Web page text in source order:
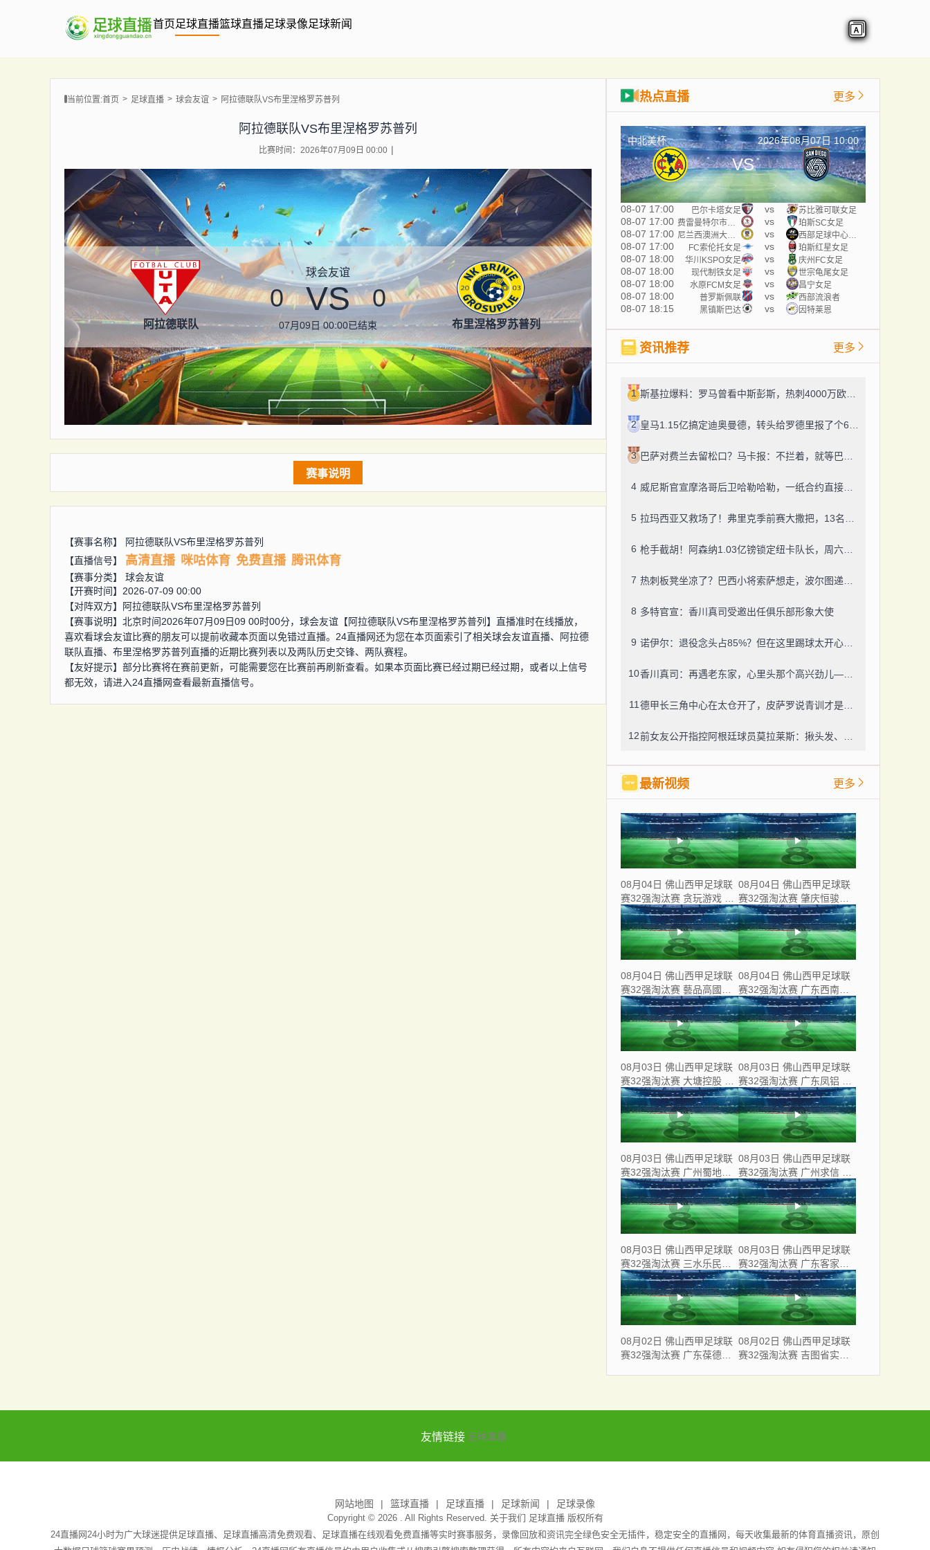
首页足球直播篮球直播足球录像足球新闻
当前位置:首页 足球直播 球会友谊 阿拉德联队VS布里涅格罗苏普列
阿拉德联队VS布里涅格罗苏普列
比赛时间：2026年07月09日 00:00
阿拉德联队
球会友谊
0 VS 0
07月09日 00:00已结束 布里涅格罗苏普列
赛事说明
【赛事名称】
阿拉德联队VS布里涅格罗苏普列
【直播信号】
高清直播 咪咕体育 免费直播 腾讯体育
【赛事分类】 球会友谊
【开赛时间】2026-07-09 00:00
【对阵双方】
阿拉德联队VS布里涅格罗苏普列
【赛事说明】北京时间2026年07月09日09 00时00分，球会友谊【阿拉德联队VS布里涅格罗苏普列】直播准时在线播放，
喜欢看球会友谊比赛的朋友可以提前收藏本页面以免错过直播。24直播网还为您在本页面索引了相关球会友谊直播、阿拉德
联队直播、布里涅格罗苏普列直播的近期比赛列表以及两队历史交锋、两队赛程。
【友好提示】部分比赛将在赛前更新，可能需要您在比赛前再刷新查看。如果本页面比赛已经过期已经过期，或者以上信号
都无效，请进入24直播网查看最新直播信号。
热点直播 更多
中北美杯 2026年08月07日 10:00
VS
08-07 17:00 巴尔卡塔女足 vs 苏比雅可联女足
08-07 17:00 vs 珀斯SC女足
08-07 17:00 vs 西部足球中心女足
08-07 17:00 FC索伦托女足 vs 珀斯红星女足
08-07 18:00 华川KSPO女足 vs 庆州FC女足
08-07 18:00 现代制铁女足 vs 世宗龟尾女足
08-07 18:00 水原FCM女足 vs 昌宁女足
08-07 18:00 普罗斯佩联 vs 西部流浪者
08-07 18:15 黑镇斯巴达 vs 因特莱恩
资讯推荐 更多
1
2
3
4
5
6
7
8 多特官宣：香川真司受邀出任俱乐部形象大使
9
10
11
12
最新视频 更多
08月04日 佛山西甲足球联
赛32强淘汰赛 贪玩游戏 VS
美的薪火 全场录像
08月04日 佛山西甲足球联
赛32强淘汰赛 肇庆恒骏成
VS 三七互娱 全场录像
08月04日 佛山西甲足球联
赛32强淘汰赛 藝品高國際
VS 湛江狂狼·粵辉能源 全
场录像
08月04日 佛山西甲足球联
赛32强淘汰赛 广东西南建
设 VS 香港圣徒 全场录像
08月03日 佛山西甲足球联
赛32强淘汰赛 大塘控股 VS
茂名市点都得 全场录像
08月03日 佛山西甲足球联
赛32强淘汰赛 广东凤铝 VS
湛江八部科技 全场录像
08月03日 佛山西甲足球联
赛32强淘汰赛 广州蜀地红
VS 广州戴拿模 全场录像
08月03日 佛山西甲足球联
赛32强淘汰赛 广州求信 VS
顺德新青年 全场录像
08月03日 佛山西甲足球联
赛32强淘汰赛 三水乐民兴
健力宝 VS 中国澳门澳科精
英 全场录像
08月03日 佛山西甲足球联
赛32强淘汰赛 广东客家青
年 VS 广州英华思力U17 全
场录像
08月02日 佛山西甲足球联
赛32强淘汰赛 广东葆德澳
08月02日 佛山西甲足球联
赛32强淘汰赛 吉图省实青
友情链接 足球直播
网站地图 篮球直播 足球直播 足球新闻 足球录像
Copyright © 2026 . All Rights Reserved. 关于我们 足球直播版权所有
24直播网24小时为广大球迷提供足球直播、足球直播高清免费观看、足球直播在线观看免费直播等实时赛事服务，录像回放和资讯完全绿色安全无插件，稳定安全的直播网，每天收集最新的体育直播资讯，原创